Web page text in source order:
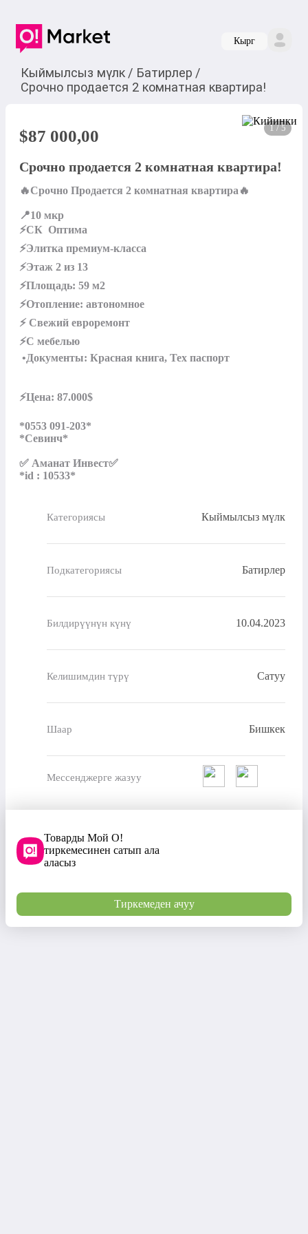
Кырг
Кыймылсыз мүлк / Батирлер /
Срочно продается 2 комнатная квартира!
1 / 5
$87 000,00
Срочно продается 2 комнатная квартира!
🔥Срочно Продается 2 комнатная квартира🔥
📍10 мкр
⚡СК  Оптима
⚡Элитка премиум-класса
⚡Этаж 2 из 13
⚡️Площадь: 59 м2
⚡Отопление: автономное
⚡ Свежий евроремонт
⚡С мебелью
⚡️Цена: 87.000$
*0553 091-203*
*Севинч*
✅ Аманат Инвест✅
*id : 10533*
Категориясы Кыймылсыз мүлк
Подкатегориясы Батирлер
Билдирүүнүн күнү 10.04.2023
Келишимдин түрү Сатуу
Шаар Бишкек
Мессенджерге жазуу
Товарды Мой О!
тиркемесинен сатып ала
аласыз
Тиркемеден ачуу